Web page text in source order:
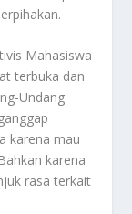
Mahasiswa
terbuka dan
Undang
karena mau
karena
rasa terkait